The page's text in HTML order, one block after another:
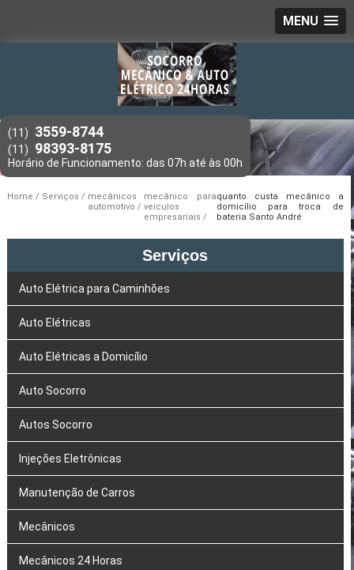
MENU
(11) 3559-8744
(11) 98393-8175
Home Serviços
mecânicos
automotivo
mecânico para
veículos
empresariais
quanto custa mecânico a
domicílio para troca de
bateria Santo André
Serviços
Auto Elétrica para Caminhões
Auto Elétricas
Auto Elétricas a Domicílio
Auto Socorro
Autos Socorro
Injeções Eletrônicas
Manutenção de Carros
Mecânicos
Mecânicos 24 Horas